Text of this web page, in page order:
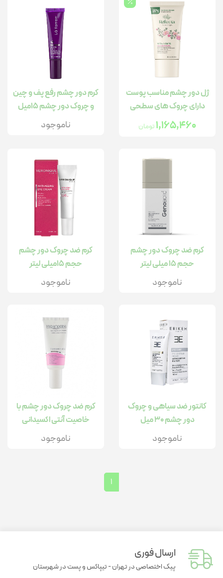
ژل دور چشم مناسب پوست
دارای چروک های سطحی
حجم 20 میلی لیتر
1,165,460تومان
کرم دور چشم رفع پف و چین
و چروک دور چشم 15میل
ناموجود
کرم ضد چروک دور چشم
حجم 15 میلی لیتر
ناموجود
کرم ضد چروک دور چشم
حجم 15میلی لیتر
ناموجود
کانتور ضد سیاهی و چروک
دور چشم 30 میل
ناموجود
کرم ضد چروک دور چشم با
خاصیت آنتی اکسیدانی
ناموجود
1
ارسال فوری
پیک اختصاصی در تهران - تیپاکس و پست در شهرستان